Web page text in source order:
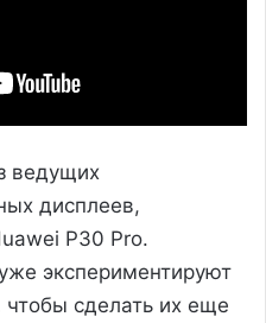
ведущих
дисплеев,
P30 Pro.
экспериментируют
сделать их еще